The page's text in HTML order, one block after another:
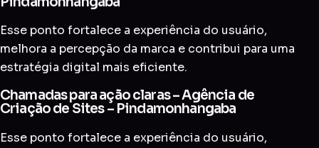
Esse ponto fortalece a experiência do usuário,
melhora a percepção da marca e contribui para uma
estratégia digital mais eficiente.
Chamadas para ação claras – Agência de
Criação de Sites – Pindamonhangaba
Esse ponto fortalece a experiência do usuário,